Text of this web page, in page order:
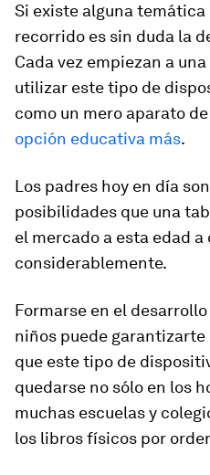
Si existe alguna
recorrido es sin duda la
Cada vez empiezan a
utilizar este tipo de
como un mero aparato
opción educativa más.
Los padres hoy en día
posibilidades que una
el mercado a esta edad
considerablemente.
Formarse en el
niños puede
que este tipo de
quedarse no sólo en los
muchas escuelas y
los libros físicos por